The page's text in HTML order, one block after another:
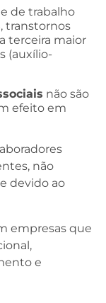
de trabalho
transtornos
terceira maior
(auxílio-
não são
efeito em
não
devido ao
empresas que
e